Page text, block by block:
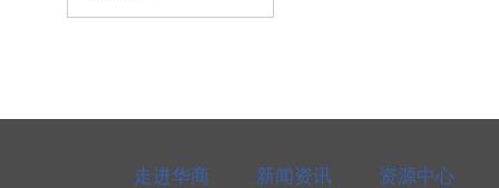
走进华商 新闻资讯 资源中心